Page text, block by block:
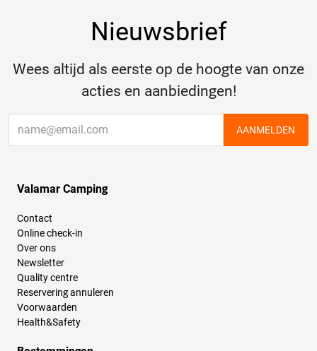
Nieuwsbrief
Wees altijd als eerste op de hoogte van onze
acties en aanbiedingen!
AANMELDEN
Valamar Camping
Contact
Online check-in
Over ons
Newsletter
Quality centre
Reservering annuleren
Voorwaarden
Health&Safety